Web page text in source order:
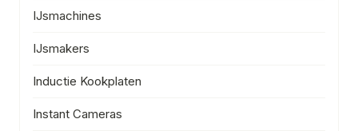
IJsmachines
IJsmakers
Inductie Kookplaten
Instant Cameras